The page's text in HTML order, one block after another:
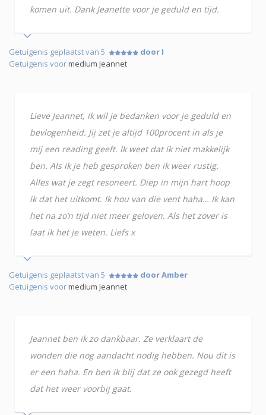
komen uit. Dank Jeanette voor je geduld en tijd.
Getuigenis geplaatst van 5
door I
Getuigenis voormedium Jeannet
Lieve Jeannet, ik wil je bedanken voor je geduld en
bevlogenheid. Jij zet je altijd 100procent in als je
mij een reading geeft. Ik weet dat ik niet makkelijk
ben. Als ik je heb gesproken ben ik weer rustig.
Alles wat je zegt resoneert. Diep in mijn hart hoop
ik dat het uitkomt. Ik hou van die vent haha… Ik kan
het na zo’n tijd niet meer geloven. Als het zover is
laat ik het je weten. Liefs x
Getuigenis geplaatst van 5
door Amber
Getuigenis voormedium Jeannet
Jeannet ben ik zo dankbaar. Ze verklaart de
wonden die nog aandacht nodig hebben. Nou dit is
er een haha. En ben ik blij dat ze ook gezegd heeft
dat het weer voorbij gaat.